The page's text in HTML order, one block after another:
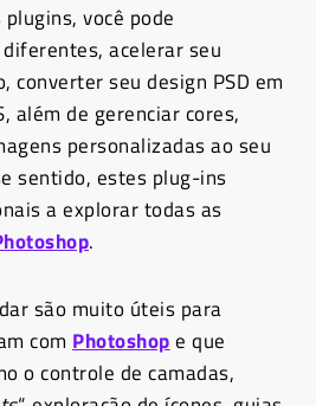
você pode
acelerar seu
converter seu design PSD em
além de gerenciar cores,
personalizadas ao seu
sentido, estes plug-ins
a explorar todas as
.
são muito úteis para
com Photoshope que
o controle de camadas,